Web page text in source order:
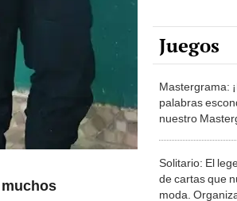
muchos
Juegos
Mastergrama:
palabras
nuestro
Solitario: El
de cartas que
moda.